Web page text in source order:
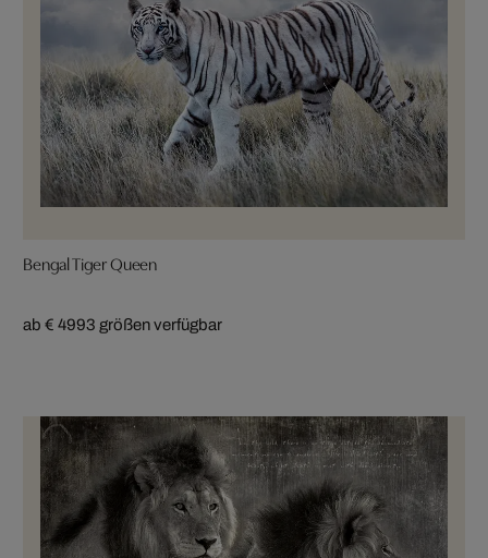
Bengal Tiger Queen
ab € 4993 größen verfügbar